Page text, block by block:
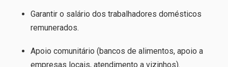
Garantir o salário dos trabalhadores domésticos
remunerados.
Apoio comunitário (bancos de alimentos, apoio a
empresas locais, atendimento a vizinhos).